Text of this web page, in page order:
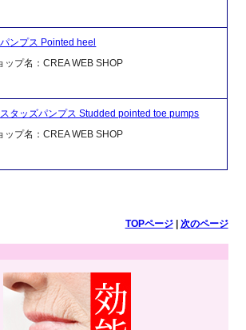
ンプス Pointed heel
プ名：CREA WEB SHOP
タッズパンプス Studded pointed toe pumps
プ名：CREA WEB SHOP
TOPページ| 次のページ